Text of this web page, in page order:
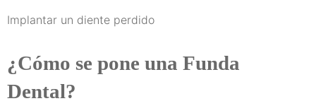
Implantar un diente perdido
¿Cómo se pone una Funda
Dental?